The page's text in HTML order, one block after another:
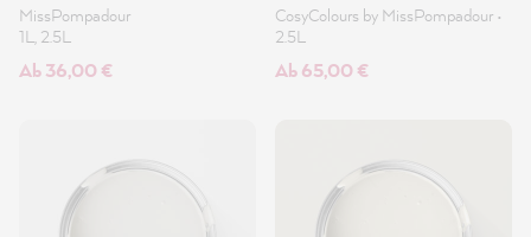
MissPompadour
1L, 2.5L
Ab 36,00 €
CosyColours by MissPompadour •
2.5L
Ab 65,00 €